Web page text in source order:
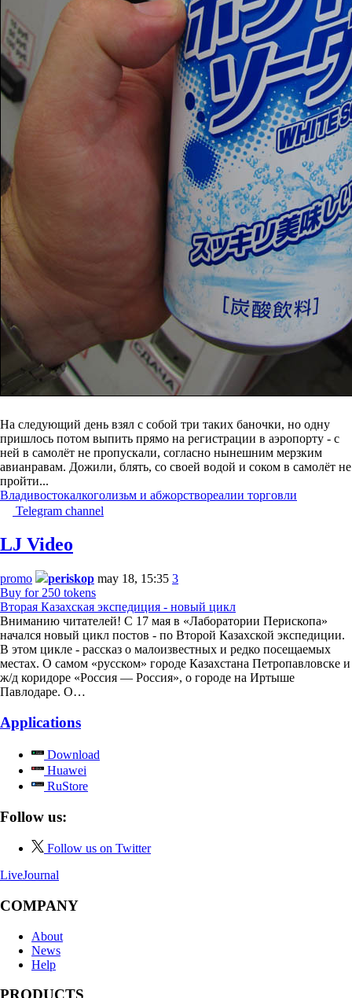
На следующий день взял с собой три таких баночки, но одну
пришлось потом выпить прямо на регистрации в аэропорту - с
ней в самолёт не пропускали, согласно нынешним мерзким
авианравам. Дожили, блять, со своей водой и соком в самолёт не
пройти...
Владивостокалкоголизьм и абжорствореалии торговли
Telegram channel
LJ Video
promo periskop may 18, 15:35 3
Buy for 250 tokens
Вторая Казахская экспедиция - новый цикл
Вниманию читателей! С 17 мая в «Лаборатории Перископа»
начался новый цикл постов - по Второй Казахской экспедиции.
В этом цикле - рассказ о малоизвестных и редко посещаемых
местах. О самом «русском» городе Казахстана Петропавловске и
ж/д коридоре «Россия — Россия», о городе на Иртыше
Павлодаре. О…
Applications
Download
Huawei
RuStore
Follow us:
Follow us on Twitter
LiveJournal
COMPANY
About
News
Help